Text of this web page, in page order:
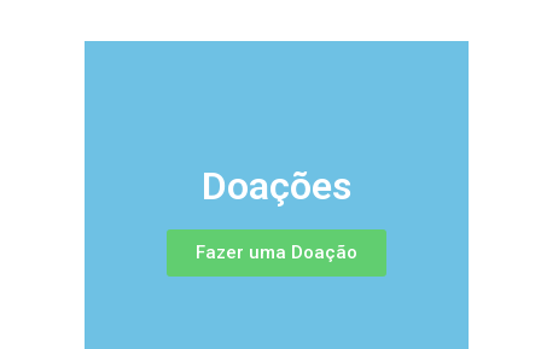
Doações
Fazer uma Doação